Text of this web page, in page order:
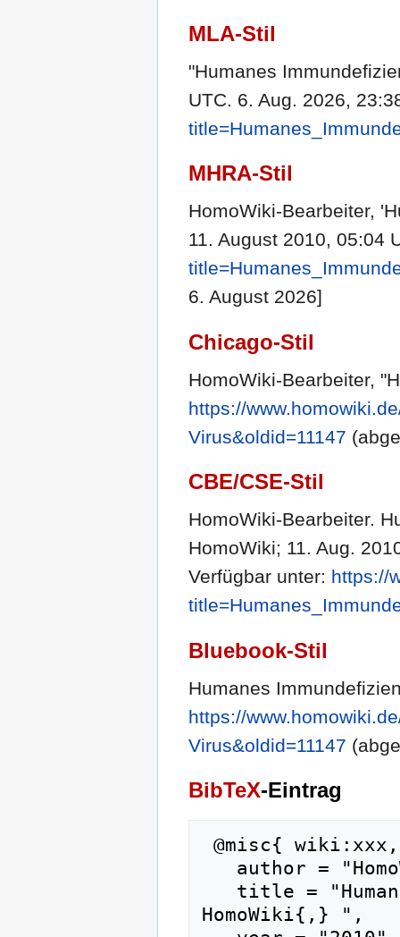
MLA-Stil
"Humanes
UTC. 6. Aug. 2026,
MHRA-Stil
HomoWiki-Bearbeiter,
11. August 2010, 05:04
6. August 2026]
Chicago-Stil
HomoWiki-Bearbeiter,
https://
Virus&oldid=11147
CBE/CSE-Stil
HomoWiki-Bearbeiter.
HomoWiki; 11. Aug.
Verfügbar unter: https://
Bluebook-Stil
Humanes
https://
Virus&oldid=11147
BibTeX-Eintrag
HomoWiki{,} ",